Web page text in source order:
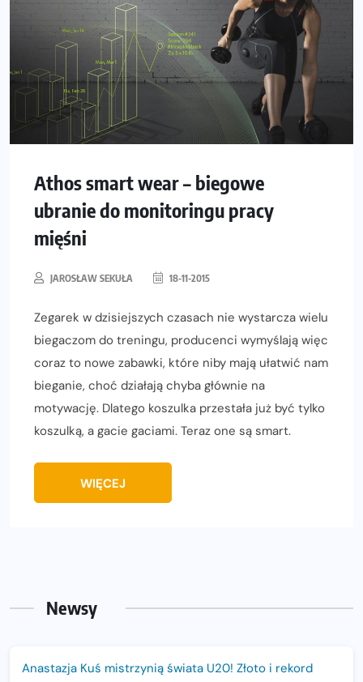
Athos smart wear – biegowe
ubranie do monitoringu pracy
mięśni
JAROSŁAW SEKUŁA 18-11-2015
Zegarek w dzisiejszych czasach nie wystarcza wielu
biegaczom do treningu, producenci wymyślają więc
coraz to nowe zabawki, które niby mają ułatwić nam
bieganie, choć działają chyba głównie na
motywację. Dlatego koszulka przestała już być tylko
koszulką, a gacie gaciami. Teraz one są smart.
WIĘCEJ
Newsy
Anastazja Kuś mistrzynią świata U20! Złoto i rekord